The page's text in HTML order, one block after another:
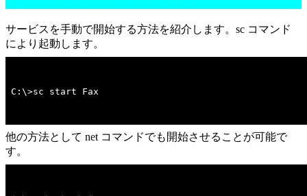
サービスを手動で開始する方法を紹介します。sc コマンド
により起動します。
C:\>sc start Fax
他の方法として net コマンドでも開始させることが可能で
す。